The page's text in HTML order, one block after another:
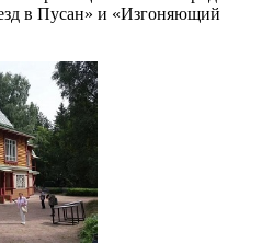
в Пусан» и «Изгоняющий